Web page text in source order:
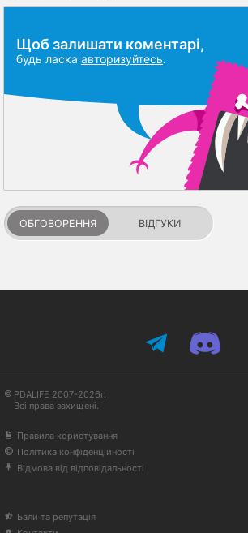
Щоб залишати коментарі,
будь ласка авторизуйтесь.
ОБГОВОРЕННЯ ВІДГУКИ
PDALIFE 2007-2026г.
Всі права захищені.
Правила користування
Політика конфіденційності
Відмова від відповідальності
Бали та репутація